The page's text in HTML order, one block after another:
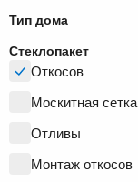
Тип дома
Стеклопакет
Откосов
Москитная сетка
Отливы
Монтаж откосов